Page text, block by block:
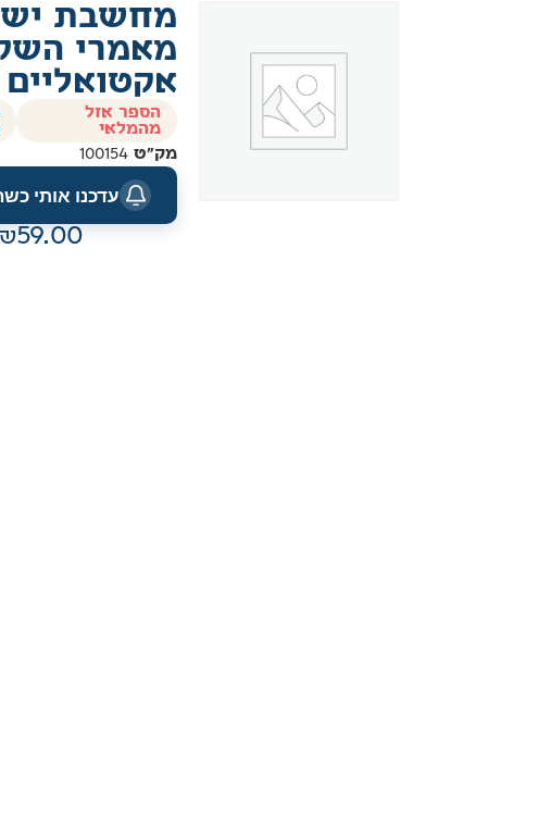
מחשבת
מאמרי
אקטואליים
הספר אזל
מהמלאי
מק"ט 100154
עדכנו אותי
59.00